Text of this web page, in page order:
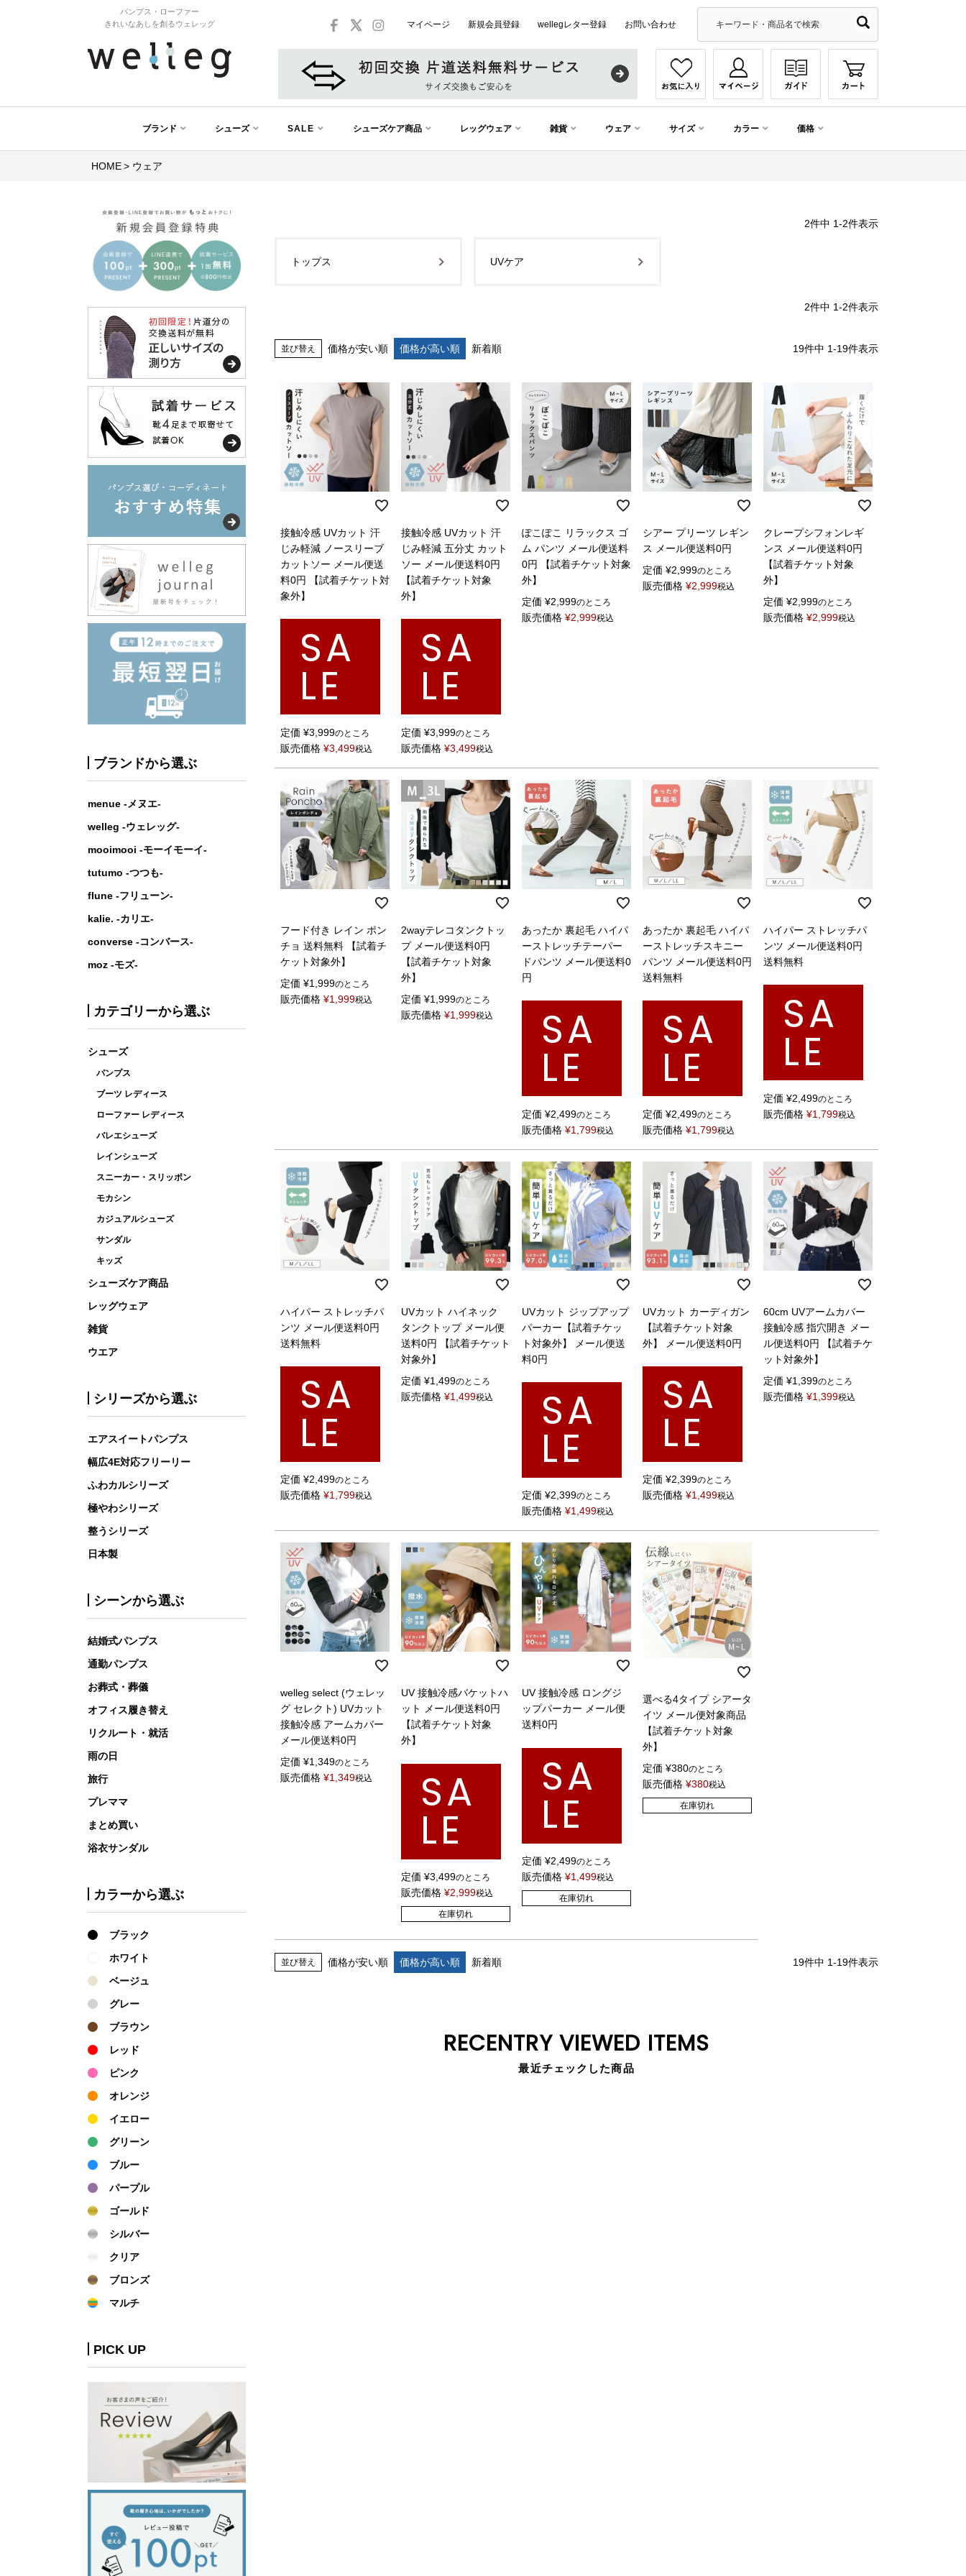
パンプス・ローファー
きれいなあしを創るウェレッグ
マイページ 新規会員登録 wellegレター登録 お問い合わせ
ブランド シューズ SALE シューズケア商品 レッグウェア 雑貨 ウェア サイズ カラー 価格
HOME ウェア
ブランドから選ぶ
menue -メヌエ-
welleg -ウェレッグ-
mooimooi -モーイモーイ-
tutumo -つつも-
flune -フリューン-
kalie. -カリエ-
converse -コンバース-
moz -モズ-
カテゴリーから選ぶ
シューズ
パンプス
ブーツ レディース
ローファー レディース
バレエシューズ
レインシューズ
スニーカー・スリッポン
モカシン
カジュアルシューズ
サンダル
キッズ
シューズケア商品
レッグウェア
雑貨
ウエア
シリーズから選ぶ
エアスイートパンプス
幅広4E対応フリーリー
ふわカルシリーズ
極やわシリーズ
整うシリーズ
日本製
シーンから選ぶ
結婚式パンプス
通勤パンプス
お葬式・葬儀
オフィス履き替え
リクルート・就活
雨の日
旅行
プレママ
まとめ買い
浴衣サンダル
カラーから選ぶ
ブラック
ホワイト
ベージュ
グレー
ブラウン
レッド
ピンク
オレンジ
イエロー
グリーン
ブルー
パープル
ゴールド
シルバー
クリア
ブロンズ
マルチ
PICK UP
2件中 1-2件表示
トップス UVケア
2件中 1-2件表示
並び替え 価格が安い順 価格が高い順 新着順 19件中 1-19件表示
接触冷感 UVカット 汗
じみ軽減 ノースリーブ
カットソー メール便送
料0円 【試着チケット対
象外】
SA
LE
定価 ¥3,999のところ
販売価格 ¥3,499税込
接触冷感 UVカット 汗
じみ軽減 五分丈 カット
ソー メール便送料0円
【試着チケット対象
外】
SA
LE
定価 ¥3,999のところ
販売価格 ¥3,499税込
ぽこぽこ リラックス ゴ
ム パンツ メール便送料
0円 【試着チケット対象
外】
定価 ¥2,999のところ
販売価格 ¥2,999税込
シアー プリーツ レギン
ス メール便送料0円
定価 ¥2,999のところ
販売価格 ¥2,999税込
クレープシフォンレギ
ンス メール便送料0円
【試着チケット対象
外】
定価 ¥2,999のところ
販売価格 ¥2,999税込
フード付き レイン ポン
チョ 送料無料 【試着チ
ケット対象外】
定価 ¥1,999のところ
販売価格 ¥1,999税込
2wayテレコタンクトッ
プ メール便送料0円
【試着チケット対象
外】
定価 ¥1,999のところ
販売価格 ¥1,999税込
あったか 裏起毛 ハイパ
ーストレッチテーパー
ドパンツ メール便送料0
円
SA
LE
定価 ¥2,499のところ
販売価格 ¥1,799税込
あったか 裏起毛 ハイパ
ーストレッチスキニー
パンツ メール便送料0円
送料無料
SA
LE
定価 ¥2,499のところ
販売価格 ¥1,799税込
ハイパー ストレッチパ
ンツ メール便送料0円
送料無料
SA
LE
定価 ¥2,499のところ
販売価格 ¥1,799税込
ハイパー ストレッチパ
ンツ メール便送料0円
送料無料
SA
LE
定価 ¥2,499のところ
販売価格 ¥1,799税込
UVカット ハイネック
タンクトップ メール便
送料0円 【試着チケット
対象外】
定価 ¥1,499のところ
販売価格 ¥1,499税込
UVカット ジップアップ
パーカー【試着チケッ
ト対象外】 メール便送
料0円
SA
LE
定価 ¥2,399のところ
販売価格 ¥1,499税込
UVカット カーディガン
【試着チケット対象
外】 メール便送料0円
SA
LE
定価 ¥2,399のところ
販売価格 ¥1,499税込
60cm UVアームカバー
接触冷感 指穴開き メー
ル便送料0円 【試着チケ
ット対象外】
定価 ¥1,399のところ
販売価格 ¥1,399税込
welleg select (ウェレッ
グ セレクト) UVカット
接触冷感 アームカバー
メール便送料0円
定価 ¥1,349のところ
販売価格 ¥1,349税込
UV 接触冷感バケットハ
ット メール便送料0円
【試着チケット対象
外】
SA
LE
定価 ¥3,499のところ
販売価格 ¥2,999税込
在庫切れ
UV 接触冷感 ロングジ
ップパーカー メール便
送料0円
SA
LE
定価 ¥2,499のところ
販売価格 ¥1,499税込
在庫切れ
選べる4タイプ シアータ
イツ メール便対象商品
【試着チケット対象
外】
定価 ¥380のところ
販売価格 ¥380税込
在庫切れ
並び替え 価格が安い順 価格が高い順 新着順 19件中 1-19件表示
RECENTRY VIEWED ITEMS
最近チェックした商品